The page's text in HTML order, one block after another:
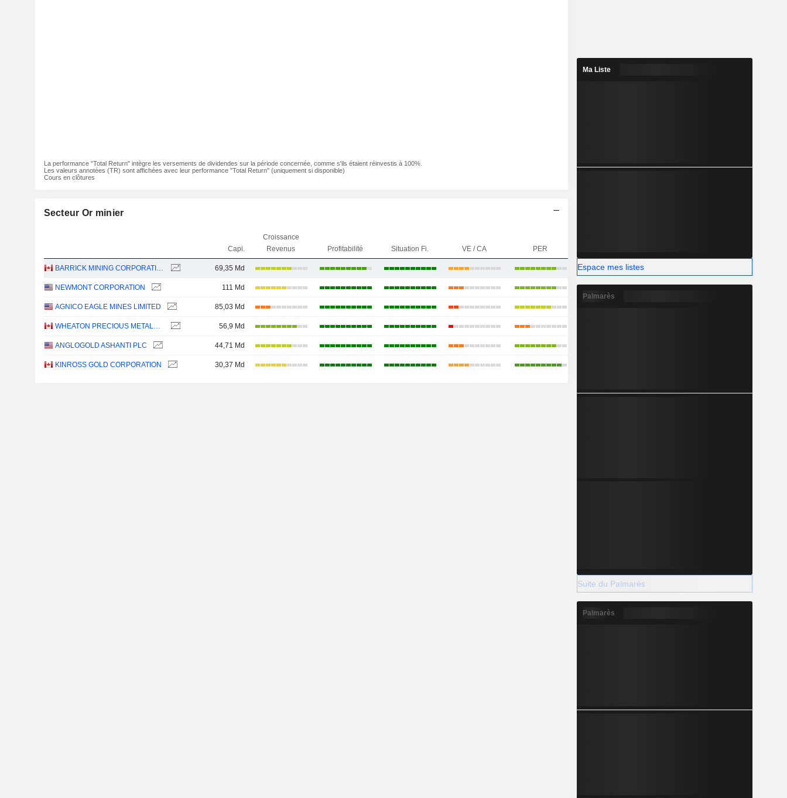
La performance "Total Return" intègre les versements de dividendes sur la période concernée, comme s'ils étaient réinvestis à 100%.
Les valeurs annotées (TR) sont affichées avec leur performance "Total Return" (uniquement si disponible)
Cours en clôtures
Secteur Or minier
Capi.
Croissance
Revenus
Profitabilité Situation Fi. VE / CA PER
BARRICK MINING CORPORATION 69,35 Md
NEWMONT CORPORATION 111 Md
AGNICO EAGLE MINES LIMITED 85,03 Md
WHEATON PRECIOUS METALS CORP. 56,9 Md
ANGLOGOLD ASHANTI PLC 44,71 Md
KINROSS GOLD CORPORATION 30,37 Md
Ma Liste
Espace mes listes
Palmarès
Suite du Palmarès
Palmarès